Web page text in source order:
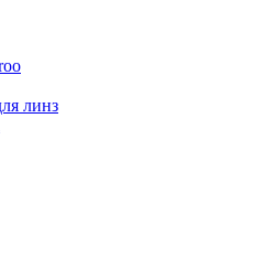
линз